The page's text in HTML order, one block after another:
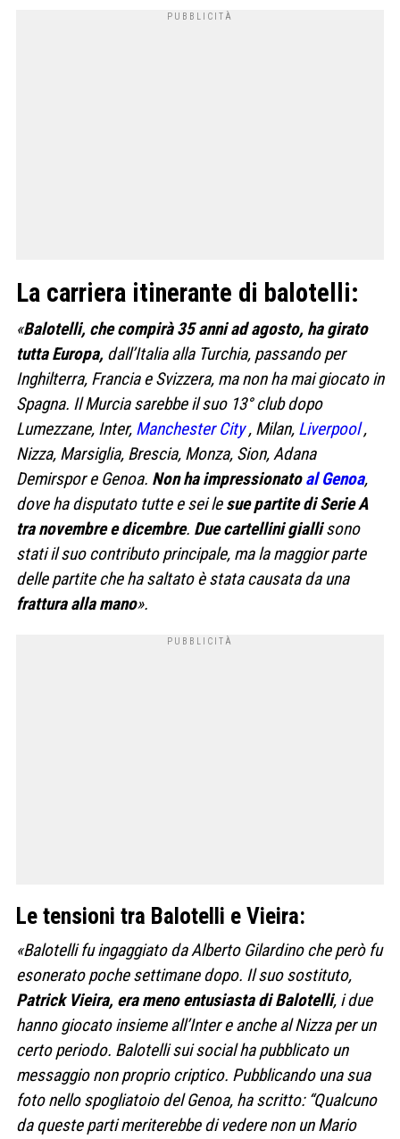
La carriera itinerante di balotelli:
«Balotelli, che compirà 35 anni ad agosto, ha girato
tutta Europa, dall’Italia alla Turchia, passando per
Inghilterra, Francia e Svizzera, ma non ha mai giocato in
Spagna. Il Murcia sarebbe il suo 13° club dopo
Lumezzane, Inter, Manchester City, Milan, Liverpool,
Nizza, Marsiglia, Brescia, Monza, Sion, Adana
Demirspor e Genoa. Non ha impressionatoal Genoa,
dove ha disputato tutte e sei lesue partite di Serie A
tra novembre e dicembre. Due cartellini giallisono
stati il ​​suo contributo principale, ma la maggior parte
delle partite che ha saltato è stata causata da una
frattura alla mano».
Le tensioni tra Balotelli e Vieira:
«Balotelli fu ingaggiato da Alberto Gilardino che però fu
esonerato poche settimane dopo. Il suo sostituto,
Patrick Vieira, era meno entusiasta di Balotelli, i due
hanno giocato insieme all’Inter e anche al Nizza per un
certo periodo. Balotelli sui social ha pubblicato un
messaggionon proprio criptico. Pubblicando una sua
foto nello spogliatoio del Genoa, ha scritto: “Qualcuno
da queste parti meriterebbe di vedere non un Mario